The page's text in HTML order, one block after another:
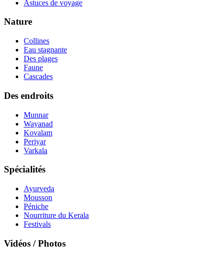
Astuces de voyage
Nature
Collines
Eau stagnante
Des plages
Faune
Cascades
Des endroits
Munnar
Wayanad
Kovalam
Periyar
Varkala
Spécialités
Ayurveda
Mousson
Péniche
Nourriture du Kerala
Festivals
Vidéos / Photos